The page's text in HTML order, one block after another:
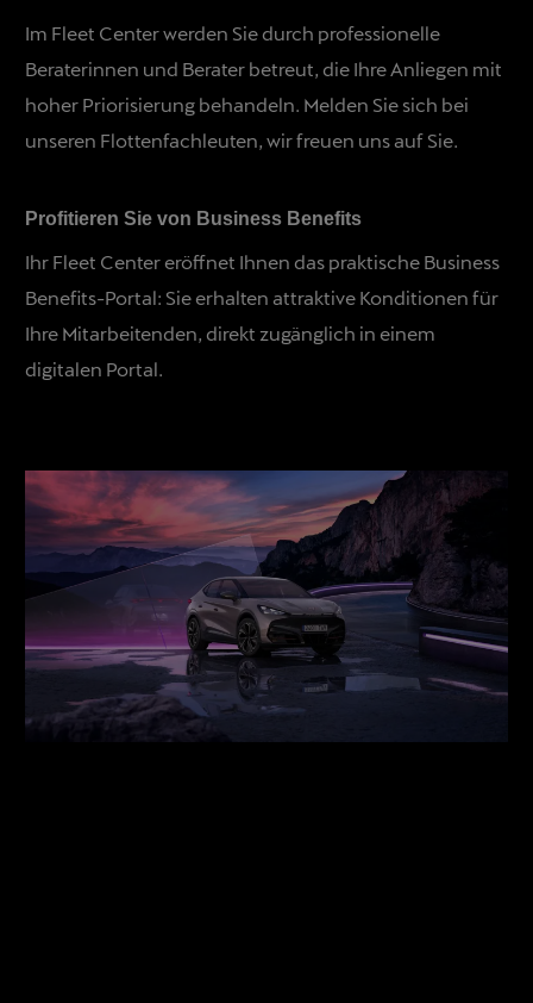
Im Fleet Center werden Sie durch professionelle
Beraterinnen und Berater betreut, die Ihre Anliegen mit
hoher Priorisierung behandeln. Melden Sie sich bei
unseren Flottenfachleuten, wir freuen uns auf Sie.
Profitieren Sie von Business Benefits
Ihr Fleet Center eröffnet Ihnen das praktische Business
Benefits-Portal: Sie erhalten attraktive Konditionen für
Ihre Mitarbeitenden, direkt zugänglich in einem
digitalen Portal.